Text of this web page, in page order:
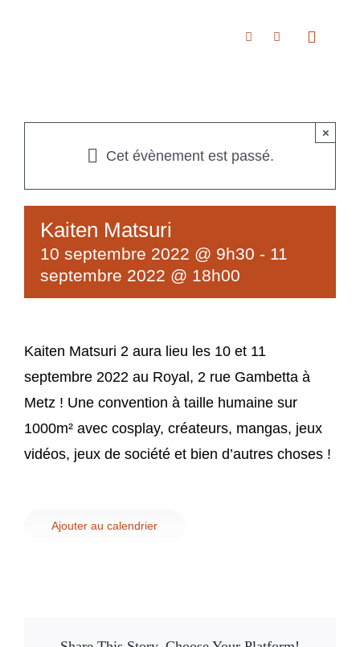
Toggle
À propos
Boutique
Nous rencontrer
Contact
Cet évènement est passé.
×
Kaiten Matsuri
10 septembre 2022 @ 9h30 - 11
septembre 2022 @ 18h00
Kaiten Matsuri 2 aura lieu les 10 et 11
septembre 2022 au Royal, 2 rue Gambetta à
Metz ! Une convention à taille humaine sur
1000m² avec cosplay, créateurs, mangas, jeux
vidéos, jeux de société et bien d’autres choses !
Ajouter au calendrier